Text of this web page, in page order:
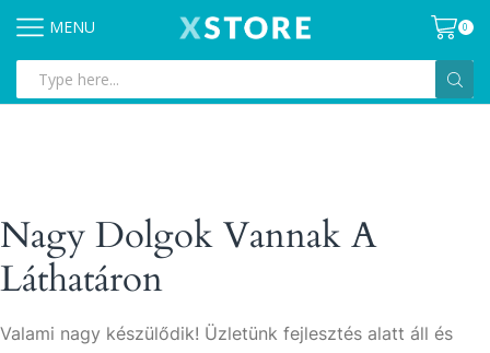
MENU 0
input
Nagy Dolgok Vannak A
Láthatáron
Valami nagy készülődik! Üzletünk fejlesztés alatt áll és